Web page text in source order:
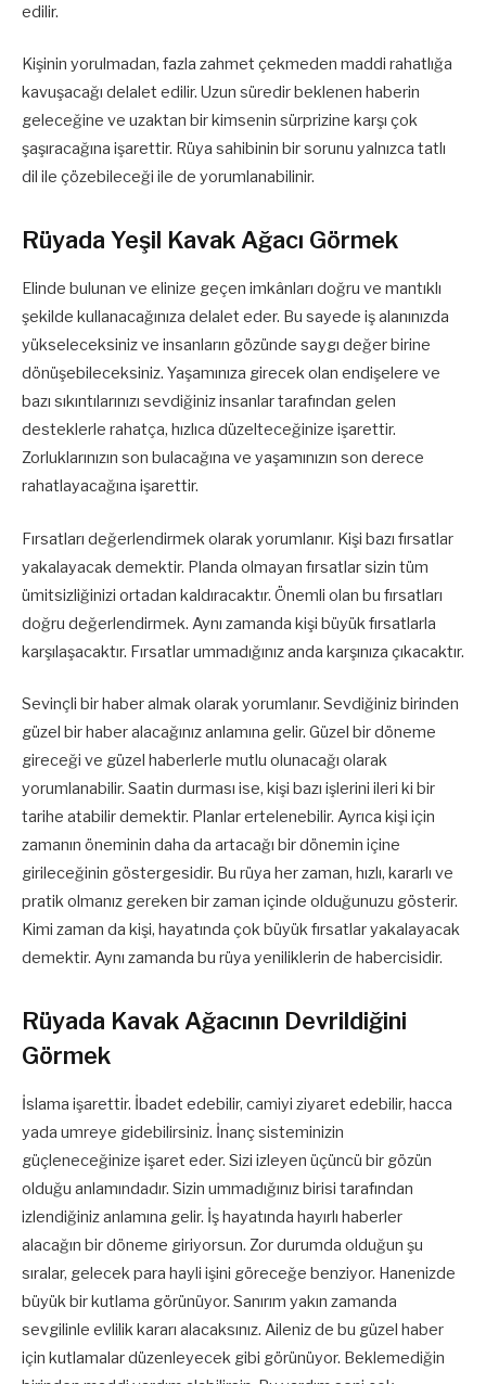
edilir.
Kişinin yorulmadan, fazla zahmet çekmeden maddi rahatlığa
kavuşacağı delalet edilir. Uzun süredir beklenen haberin
geleceğine ve uzaktan bir kimsenin sürprizine karşı çok
şaşıracağına işarettir. Rüya sahibinin bir sorunu yalnızca tatlı
dil ile çözebileceği ile de yorumlanabilinir.
Rüyada Yeşil Kavak Ağacı Görmek
Elinde bulunan ve elinize geçen imkânları doğru ve mantıklı
şekilde kullanacağınıza delalet eder. Bu sayede iş alanınızda
yükseleceksiniz ve insanların gözünde saygı değer birine
dönüşebileceksiniz. Yaşamınıza girecek olan endişelere ve
bazı sıkıntılarınızı sevdiğiniz insanlar tarafından gelen
desteklerle rahatça, hızlıca düzelteceğinize işarettir.
Zorluklarınızın son bulacağına ve yaşamınızın son derece
rahatlayacağına işarettir.
Fırsatları değerlendirmek olarak yorumlanır. Kişi bazı fırsatlar
yakalayacak demektir. Planda olmayan fırsatlar sizin tüm
ümitsizliğinizi ortadan kaldıracaktır. Önemli olan bu fırsatları
doğru değerlendirmek. Aynı zamanda kişi büyük fırsatlarla
karşılaşacaktır. Fırsatlar ummadığınız anda karşınıza çıkacaktır.
Sevinçli bir haber almak olarak yorumlanır. Sevdiğiniz birinden
güzel bir haber alacağınız anlamına gelir. Güzel bir döneme
gireceği ve güzel haberlerle mutlu olunacağı olarak
yorumlanabilir. Saatin durması ise, kişi bazı işlerini ileri ki bir
tarihe atabilir demektir. Planlar ertelenebilir. Ayrıca kişi için
zamanın öneminin daha da artacağı bir dönemin içine
girileceğinin göstergesidir. Bu rüya her zaman, hızlı, kararlı ve
pratik olmanız gereken bir zaman içinde olduğunuzu gösterir.
Kimi zaman da kişi, hayatında çok büyük fırsatlar yakalayacak
demektir. Aynı zamanda bu rüya yeniliklerin de habercisidir.
Rüyada Kavak Ağacının Devrildiğini
Görmek
İslama işarettir. İbadet edebilir, camiyi ziyaret edebilir, hacca
yada umreye gidebilirsiniz. İnanç sisteminizin
güçleneceğinize işaret eder. Sizi izleyen üçüncü bir gözün
olduğu anlamındadır. Sizin ummadığınız birisi tarafından
izlendiğiniz anlamına gelir. İş hayatında hayırlı haberler
alacağın bir döneme giriyorsun. Zor durumda olduğun şu
sıralar, gelecek para hayli işini göreceğe benziyor. Hanenizde
büyük bir kutlama görünüyor. Sanırım yakın zamanda
sevgilinle evlilik kararı alacaksınız. Aileniz de bu güzel haber
için kutlamalar düzenleyecek gibi görünüyor. Beklemediğin